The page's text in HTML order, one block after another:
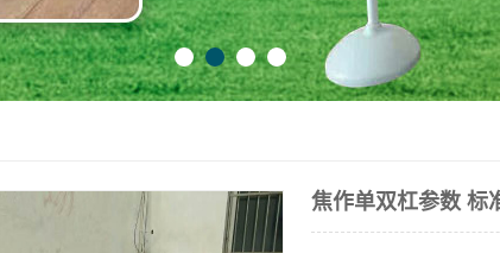
焦作单双杠参数 标